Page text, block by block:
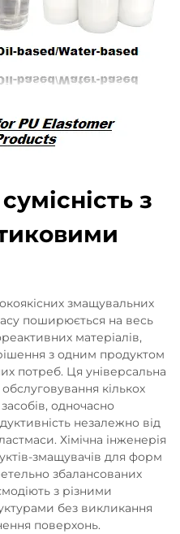
з
змащувальних
поширюється на весь
матеріалів,
з одним продуктом
потреб. Ця універсальна
обслуговування кількох
одночасно
незалежно від
Хімічна інженерія
змащувачів для форм
збалансованих
з різними
без викликання
поверхонь.